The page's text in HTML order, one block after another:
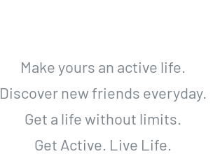
Make yours an active life.
Discover new friends everyday.
Get a life without limits.
Get Active. Live Life.